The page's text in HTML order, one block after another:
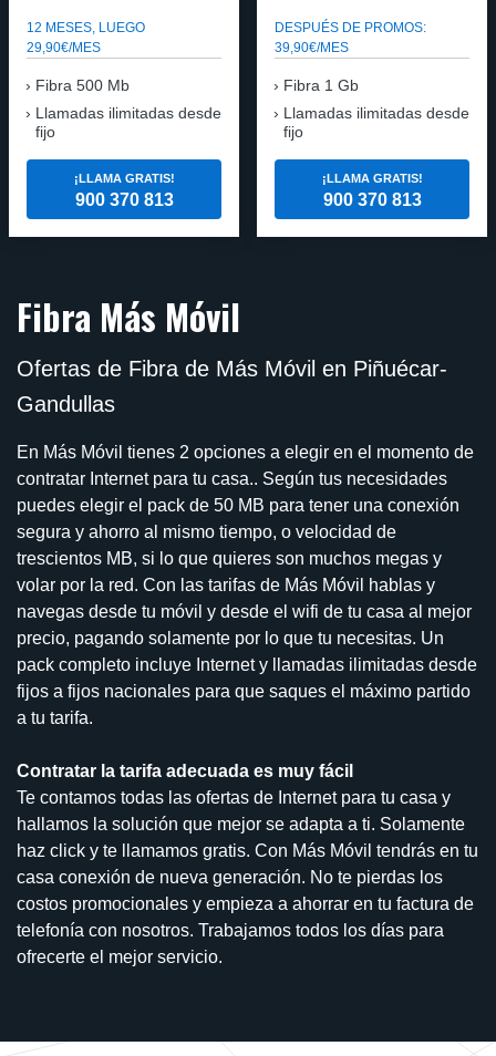
12 MESES, LUEGO
29,90€/MES
Fibra 500 Mb
Llamadas ilimitadas desde
fijo
¡LLAMA GRATIS!
900 370 813
DESPUÉS DE PROMOS:
39,90€/MES
Fibra 1 Gb
Llamadas ilimitadas desde
fijo
¡LLAMA GRATIS!
900 370 813
Fibra Más Móvil
Ofertas de Fibra de Más Móvil en Piñuécar-
Gandullas
En Más Móvil tienes 2 opciones a elegir en el momento de
contratar Internet para tu casa.. Según tus necesidades
puedes elegir el pack de 50 MB para tener una conexión
segura y ahorro al mismo tiempo, o velocidad de
trescientos MB, si lo que quieres son muchos megas y
volar por la red. Con las tarifas de Más Móvil hablas y
navegas desde tu móvil y desde el wifi de tu casa al mejor
precio, pagando solamente por lo que tu necesitas. Un
pack completo incluye Internet y llamadas ilimitadas desde
fijos a fijos nacionales para que saques el máximo partido
a tu tarifa.
Contratar la tarifa adecuada es muy fácil
Te contamos todas las ofertas de Internet para tu casa y
hallamos la solución que mejor se adapta a ti. Solamente
haz click y te llamamos gratis. Con Más Móvil tendrás en tu
casa conexión de nueva generación. No te pierdas los
costos promocionales y empieza a ahorrar en tu factura de
telefonía con nosotros. Trabajamos todos los días para
ofrecerte el mejor servicio.